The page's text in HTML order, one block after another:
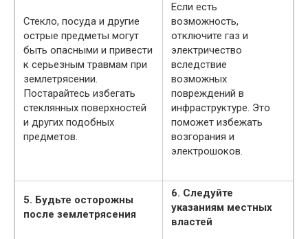
Стекло, посуда и другие
острые предметы могут
быть опасными и привести
к серьезным травмам при
землетрясении.
Постарайтесь избегать
стеклянных поверхностей
и других подобных
предметов.
Если есть
возможность,
отключите газ и
электричество
вследствие
возможных
повреждений в
инфраструктуре. Это
поможет избежать
возгорания и
электрошоков.
5. Будьте осторожны
после землетрясения
6. Следуйте
указаниям местных
властей